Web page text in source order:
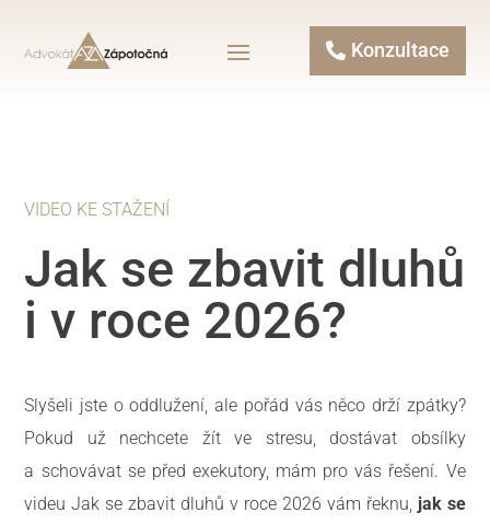
Konzultace
VIDEO KE STAŽENÍ
Jak se zbavit dluhů
i v roce 2026?
Slyšeli jste o oddlužení, ale pořád vás něco drží zpátky?
Pokud už nechcete žít ve stresu, dostávat obsílky
a schovávat se před exekutory, mám pro vás řešení. Ve
videu Jak se zbavit dluhů v roce 2026 vám řeknu, jak se